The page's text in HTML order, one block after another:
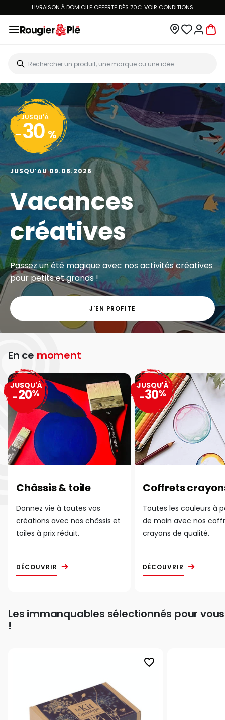
LIVRAISON À DOMICILE OFFERTE DÈS 70€.VOIR CONDITIONS
JUSQU'À
- 30 %
JUSQU’AU 09.08.2026
Vacances
créatives
Passez un été magique avec nos activités créatives
pour petits et grands !
J'EN PROFITE
En ce moment
Châssis & toile
Donnez vie à toutes vos
créations avec nos châssis et
toiles à prix réduit.
DÉCOUVRIR
JUSQU'À
-20%
Coffrets
Toutes les couleurs à
de main avec nos
crayons de qualité.
DÉCOUVRIR
JUSQU'À
-30%
Les immanquables sélectionnés pour vous
!
favorite_border